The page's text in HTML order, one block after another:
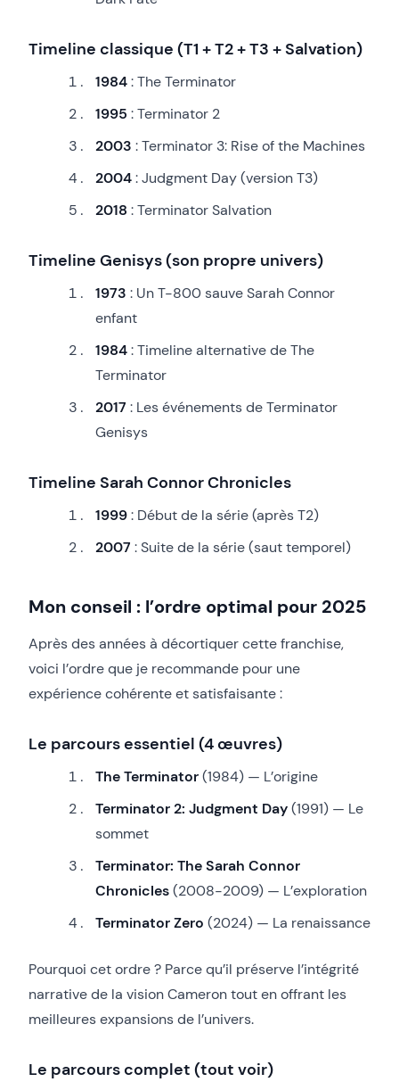
Timeline classique (T1 + T2 + T3 + Salvation)
1984: The Terminator
1995 : Terminator 2
2003 : Terminator 3: Rise of the Machines
2004: Judgment Day (version T3)
2018 : Terminator Salvation
Timeline Genisys (son propre univers)
1973 : Un T-800 sauve Sarah Connor
enfant
1984: Timeline alternative de The
Terminator
2017 : Les événements de Terminator
Genisys
Timeline Sarah Connor Chronicles
1999: Début de la série (après T2)
2007 : Suite de la série (saut temporel)
Mon conseil : l’ordre optimal pour 2025
Après des années à décortiquer cette franchise,
voici l’ordre que je recommande pour une
expérience cohérente et satisfaisante :
Le parcours essentiel (4 œuvres)
The Terminator(1984) — L’origine
Terminator 2: Judgment Day(1991) — Le
sommet
Terminator: The Sarah Connor
Chronicles(2008-2009) — L’exploration
Terminator Zero (2024) — La renaissance
Pourquoi cet ordre ? Parce qu’il préserve l’intégrité
narrative de la vision Cameron tout en offrant les
meilleures expansions de l’univers.
Le parcours complet (tout voir)